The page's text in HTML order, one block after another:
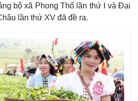
bộ xã Phong Thổ lần thứ I và Đại
lần thứ XV đã đề ra.